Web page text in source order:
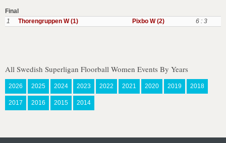
Final
1
Thorengruppen W (1) Pixbo W (2) 6 : 3
All Swedish Superligan Floorball Women Events By Years
2026 2025 2024 2023 2022 2021 2020 2019 2018
2017 2016 2015 2014